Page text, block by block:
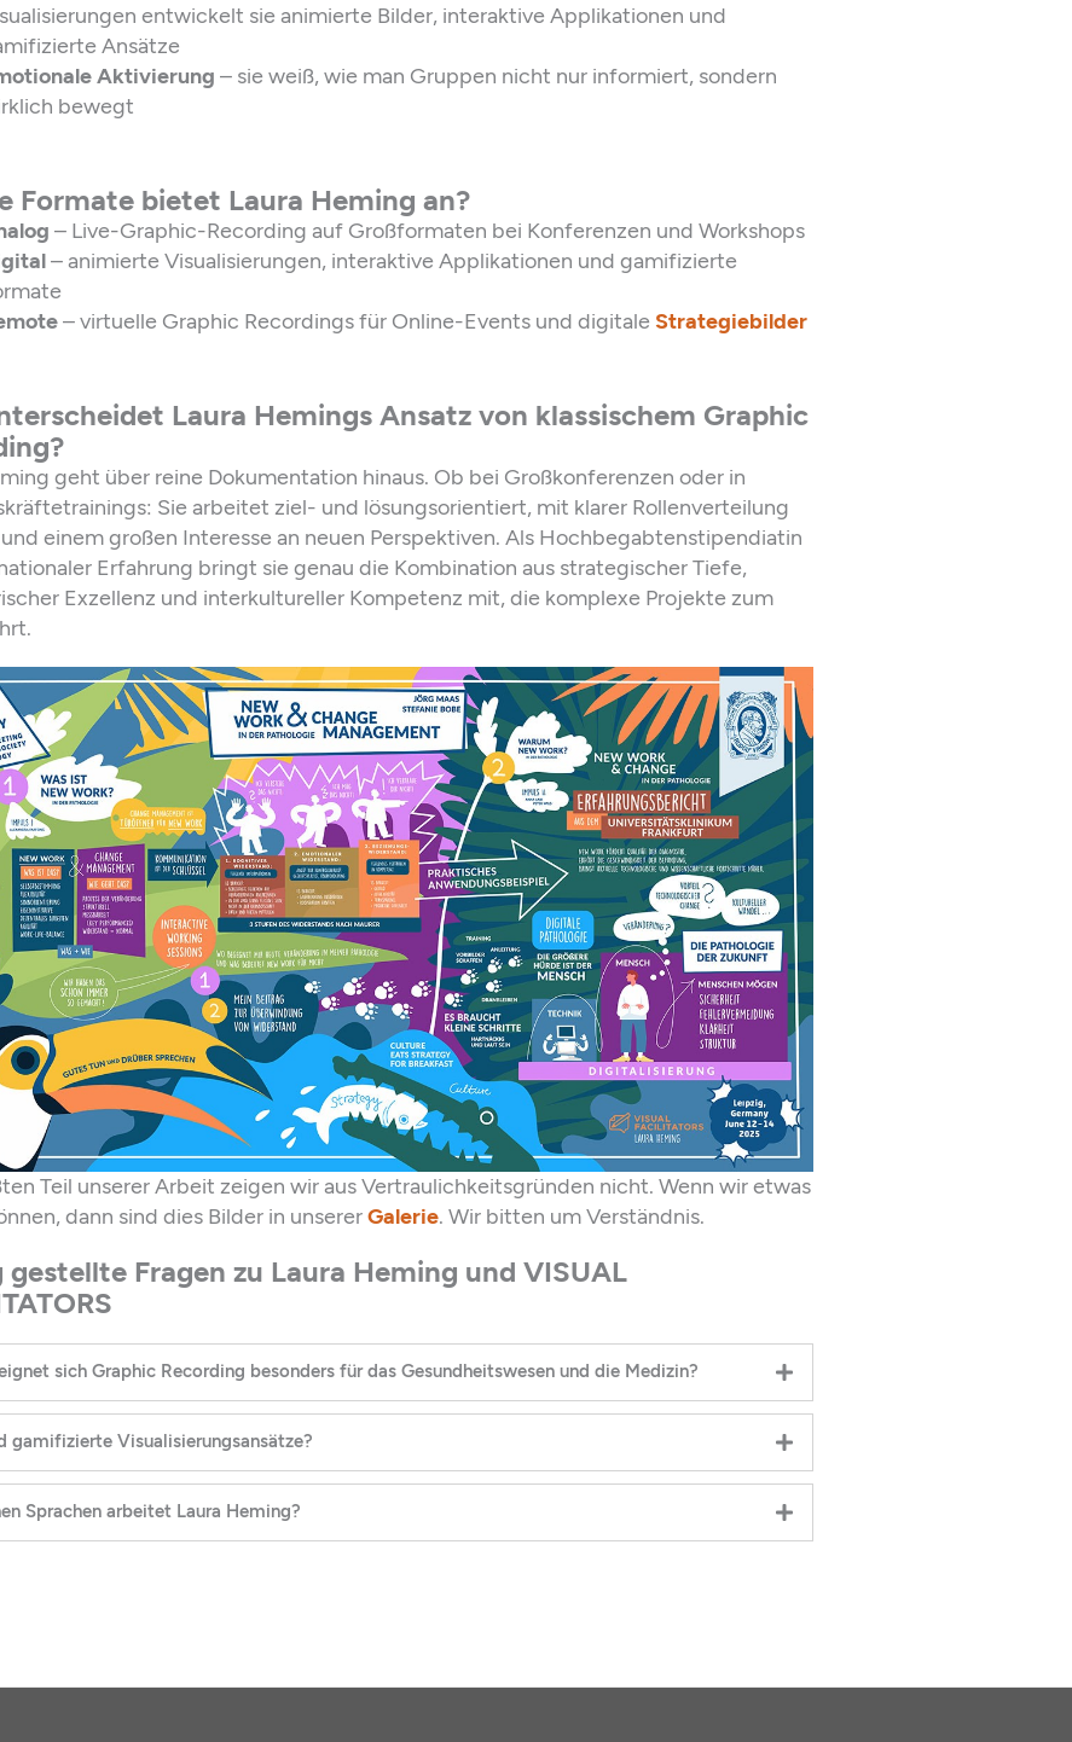
entwickelt sie animierte Bilder, interaktive Applikationen und
Ansätze
Aktivierung – sie weiß, wie man Gruppen nicht nur informiert, sondern
bewegt
Formate bietet Laura Heming an?
– Live-Graphic-Recording auf Großformaten bei Konferenzen und Workshops
– animierte Visualisierungen, interaktive Applikationen und gamifizierte
– virtuelle Graphic Recordings für Online-Events und digitale Strategiebilder
Laura Hemings Ansatz von klassischem Graphic
geht über reine Dokumentation hinaus. Ob bei Großkonferenzen oder in
Sie arbeitet ziel- und lösungsorientiert, mit klarer Rollenverteilung
einem großen Interesse an neuen Perspektiven. Als Hochbegabtenstipendiatin
Erfahrung bringt sie genau die Kombination aus strategischer Tiefe,
Exzellenz und interkultureller Kompetenz mit, die komplexe Projekte zum
Teil unserer Arbeit zeigen wir aus Vertraulichkeitsgründen nicht. Wenn wir etwas
dann sind dies Bilder in unsererGalerie. Wir bitten um Verständnis.
gestellte Fragen zu Laura Heming und VISUAL
sich Graphic Recording besonders für das Gesundheitswesen und die Medizin?
gamifizierte Visualisierungsansätze?
Sprachen arbeitet Laura Heming?